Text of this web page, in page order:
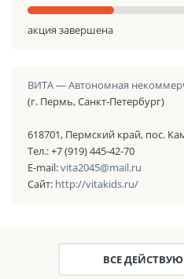
акция завершена
ВИТА — Автономная
(г. Пермь, Санкт-Петербург)
618701, Пермский край, пос.
Тел.: +7 (919) 445-42-70
E-mail:vita2045@mail.ru
Сайт: http://vitakids.ru/
ВСЕ